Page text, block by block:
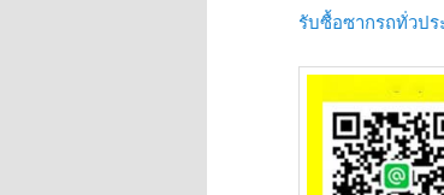
รับซื้อซากรถทั่วปร